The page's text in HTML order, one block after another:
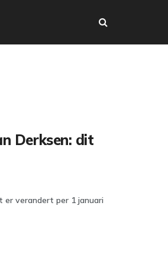
Derksen: dit
er verandert per 1 januari